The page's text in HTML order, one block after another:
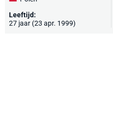
Leeftijd:
27 jaar (23 apr. 1999)